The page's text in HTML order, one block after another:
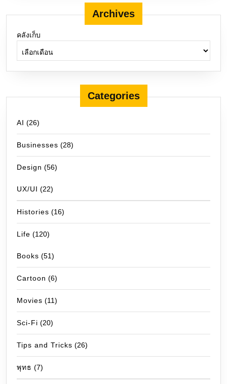
Archives
คลังเก็บ
Categories
AI (26)
Businesses (28)
Design (56)
UX/UI (22)
Histories (16)
Life (120)
Books (51)
Cartoon (6)
Movies (11)
Sci-Fi (20)
Tips and Tricks (26)
พุทธ (7)